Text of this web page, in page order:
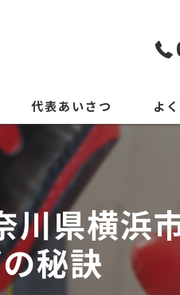
代表あいさつ よ
県横浜
秘訣